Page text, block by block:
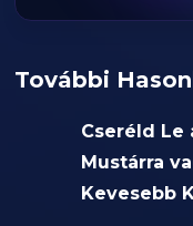
További
Cseréld Le
Mustárra
Kevesebb